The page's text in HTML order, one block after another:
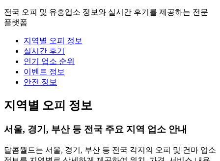
전국 오피 및 유흥업소 정보와 실시간 후기를 제공하는 전문
플랫폼
지역별 오피 정보
실시간 후기
인기 업소 순위
이벤트 정보
안전 정보
지역별 오피 정보
서울, 경기, 부산 등 전국 주요 지역 업소 안내
달콤월드는 서울, 경기, 부산 등 전국 각지의 오피 및 건마 업소